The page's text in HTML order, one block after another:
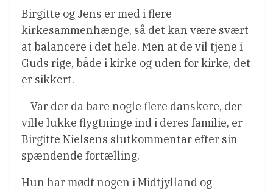
Birgitte og Jens er med i flere
kirkesammenhænge, så det kan være svært
at balancere i det hele. Men at de vil tjene i
Guds rige, både i kirke og uden for kirke, det
er sikkert.
– Var der da bare nogle flere danskere, der
ville lukke flygtninge ind i deres familie, er
Birgitte Nielsens slutkommentar efter sin
spændende fortælling.
Hun har mødt nogen i Midtjylland og